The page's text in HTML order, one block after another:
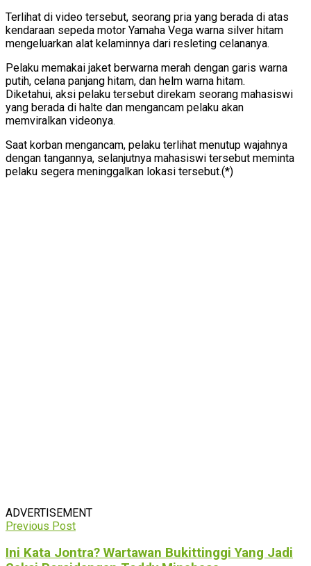
Terlihat di video tersebut, seorang pria yang berada di atas
kendaraan sepeda motor Yamaha Vega warna silver hitam
mengeluarkan alat kelaminnya dari resleting celananya.
Pelaku memakai jaket berwarna merah dengan garis warna
putih, celana panjang hitam, dan helm warna hitam.
Diketahui, aksi pelaku tersebut direkam seorang mahasiswi
yang berada di halte dan mengancam pelaku akan
memviralkan videonya.
Saat korban mengancam, pelaku terlihat menutup wajahnya
dengan tangannya, selanjutnya mahasiswi tersebut meminta
pelaku segera meninggalkan lokasi tersebut.(*)
ADVERTISEMENT
Previous Post
Ini Kata Jontra? Wartawan Bukittinggi Yang Jadi